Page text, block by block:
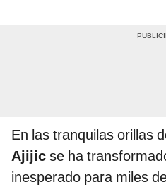
En las tranquilas orillas
Ajijic se ha
inesperado para miles